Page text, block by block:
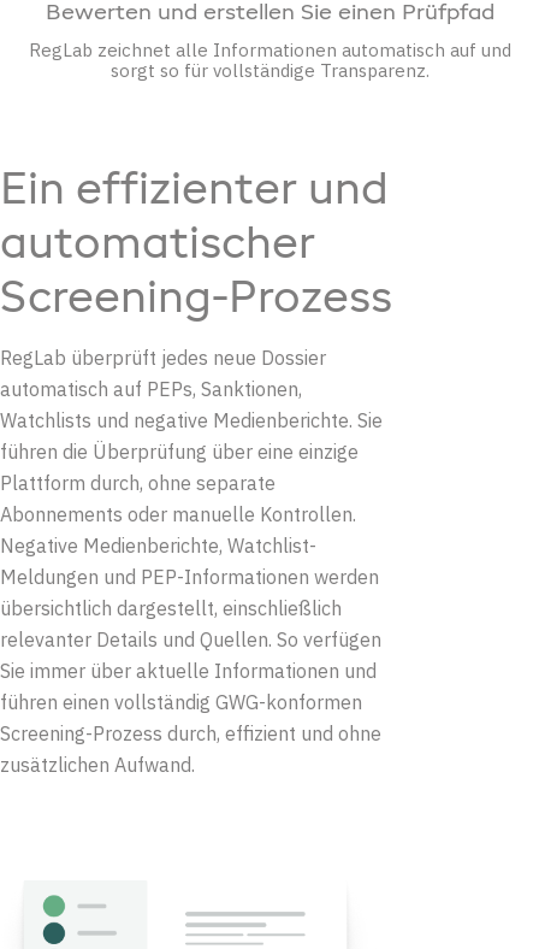
Bewerten und erstellen Sie einen Prüfpfad
RegLab zeichnet alle Informationen automatisch auf und
sorgt so für vollständige Transparenz.
Ein effizienter und
automatischer
Screening-Prozess
RegLab überprüft jedes neue Dossier
automatisch auf PEPs, Sanktionen,
Watchlists und negative Medienberichte. Sie
führen die Überprüfung über eine einzige
Plattform durch, ohne separate
Abonnements oder manuelle Kontrollen.
Negative Medienberichte, Watchlist-
Meldungen und PEP-Informationen werden
übersichtlich dargestellt, einschließlich
relevanter Details und Quellen. So verfügen
Sie immer über aktuelle Informationen und
führen einen vollständig GWG-konformen
Screening-Prozess durch, effizient und ohne
zusätzlichen Aufwand.